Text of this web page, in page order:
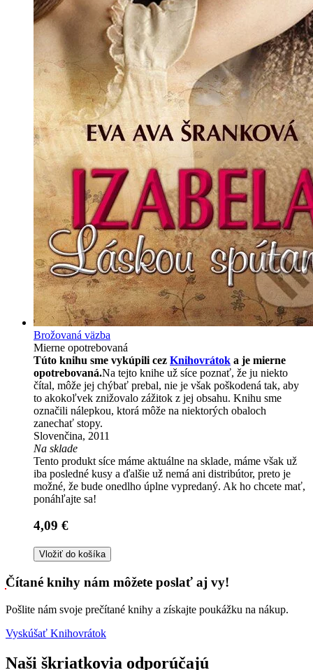
Brožovaná väzba
Mierne opotrebovaná
Túto knihu sme vykúpili cez Knihovrátok a je mierne
opotrebovaná.Na tejto knihe už síce poznať, že ju niekto
čítal, môže jej chýbať prebal, nie je však poškodená tak, aby
to akokoľvek znižovalo zážitok z jej obsahu. Knihu sme
označili nálepkou, ktorá môže na niektorých obaloch
zanechať stopy.
Slovenčina, 2011
Na sklade
Tento produkt síce máme aktuálne na sklade, máme však už
iba posledné kusy a ďalšie už nemá ani distribútor, preto je
možné, že bude onedlho úplne vypredaný. Ak ho chcete mať,
ponáhľajte sa!
4,09 €
Vložiť do košíka
Čítané knihy nám môžete poslať aj vy!
Pošlite nám svoje prečítané knihy a získajte poukážku na nákup.
Vyskúšať Knihovrátok
Naši škriatkovia odporúčajú